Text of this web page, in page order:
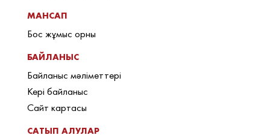
МАНСАП
Бос жұмыс орны
БАЙЛАНЫС
Байланыс мәліметтері
Кері байланыс
Сайт картасы
САТЫП АЛУЛАР